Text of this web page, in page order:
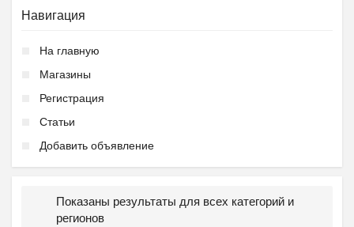
Навигация
На главную
Магазины
Регистрация
Статьи
Добавить объявление
Показаны результаты для всех категорий и
регионов